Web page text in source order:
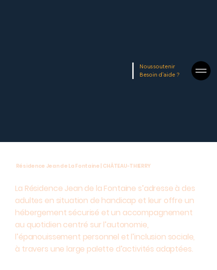
Nous soutenir
Besoin d'aide ?
Résidence Jean de La Fontaine | CHÂTEAU-THIERRY
La Résidence Jean de la Fontaine s’adresse à des
adultes en situation de handicap et leur offre un
hébergement sécurisé et un accompagnement
au quotidien centré sur l’autonomie,
l’épanouissement personnel et l’inclusion sociale,
à travers une large palette d’activités adaptées.